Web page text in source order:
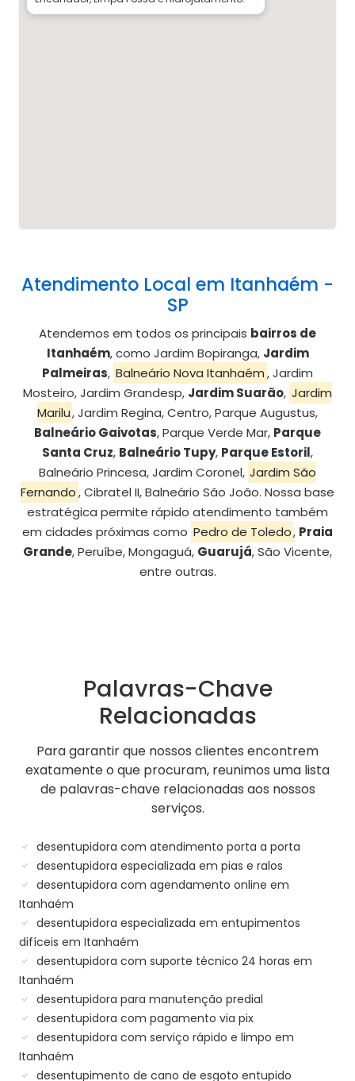
Atendimento Local em Itanhaém -
SP
Atendemos em todos os principais bairros de
Itanhaém, como Jardim Bopiranga, Jardim
Palmeiras, Balneário Nova Itanhaém, Jardim
Mosteiro, Jardim Grandesp, Jardim Suarão, Jardim
Marilu, Jardim Regina, Centro, Parque Augustus,
Balneário Gaivotas, Parque Verde Mar, Parque
Santa Cruz, Balneário Tupy, Parque Estoril,
Balneário Princesa, Jardim Coronel, Jardim São
Fernando, Cibratel II, Balneário São João. Nossa base
estratégica permite rápido atendimento também
em cidades próximas como Pedro de Toledo, Praia
Grande, Peruíbe, Mongaguá, Guarujá, São Vicente,
entre outras.
Palavras-Chave
Relacionadas
Para garantir que nossos clientes encontrem
exatamente o que procuram, reunimos uma lista
de palavras-chave relacionadas aos nossos
serviços.
desentupidora com atendimento porta a porta
desentupidora especializada em pias e ralos
desentupidora com agendamento online em
Itanhaém
desentupidora especializada em entupimentos
difíceis em Itanhaém
desentupidora com suporte técnico 24 horas em
Itanhaém
desentupidora para manutenção predial
desentupidora com pagamento via pix
desentupidora com serviço rápido e limpo em
Itanhaém
desentupimento de cano de esgoto entupido